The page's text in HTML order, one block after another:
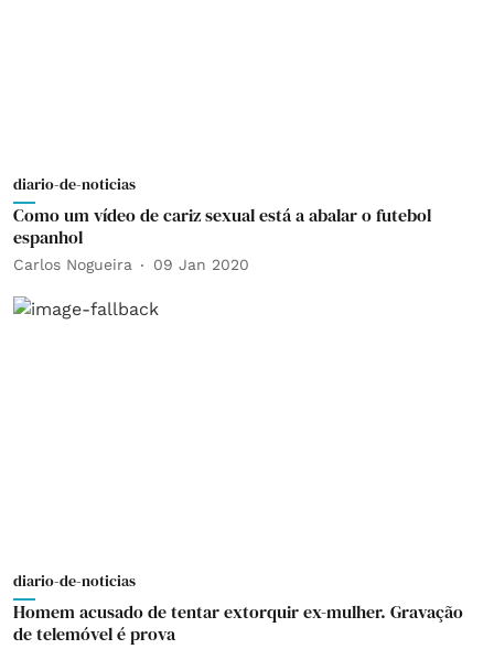
diario-de-noticias
Como um vídeo de cariz sexual está a abalar o futebol
espanhol
Carlos Nogueira 09 Jan 2020
diario-de-noticias
Homem acusado de tentar extorquir ex-mulher. Gravação
de telemóvel é prova